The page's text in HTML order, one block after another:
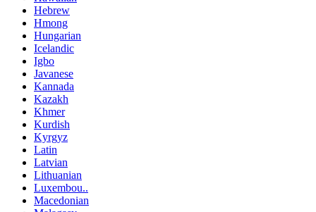
Hebrew
Hmong
Hungarian
Icelandic
Igbo
Javanese
Kannada
Kazakh
Khmer
Kurdish
Kyrgyz
Latin
Latvian
Lithuanian
Luxembou..
Macedonian